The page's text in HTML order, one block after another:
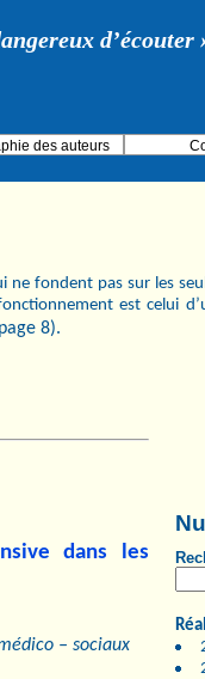
d’écouter
des auteurs
ne fondent pas sur les
est celui
8).
dans les
– sociaux